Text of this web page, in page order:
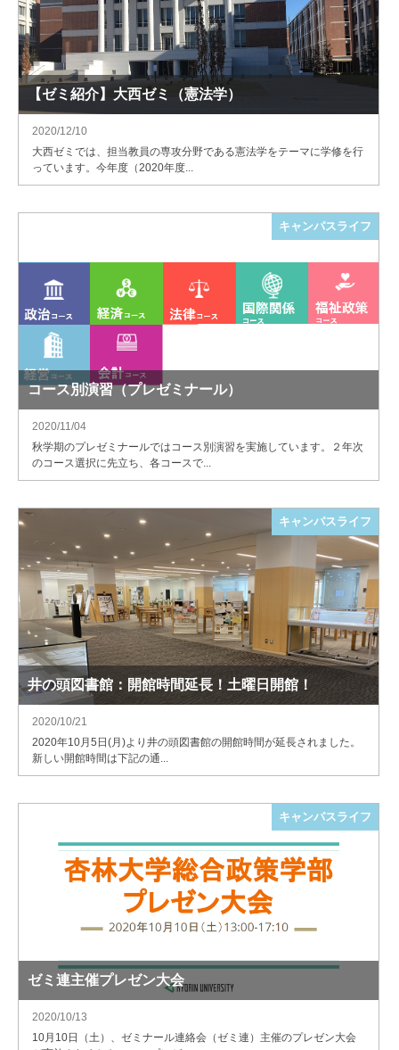
【ゼミ紹介】大西ゼミ（憲法学）
2020/12/10
大西ゼミでは、担当教員の専攻分野である憲法学をテーマに学修を行
っています。今年度（2020年度...
コース別演習（プレゼミナール）
キャンパスライフ
2020/11/04
秋学期のプレゼミナールではコース別演習を実施しています。２年次
のコース選択に先立ち、各コースで...
井の頭図書館：開館時間延長！土曜日開館！
キャンパスライフ
2020/10/21
2020年10月5日(月)より井の頭図書館の開館時間が延長されました。
新しい開館時間は下記の通...
ゼミ連主催プレゼン大会
キャンパスライフ
2020/10/13
10月10日（土）、ゼミナール連絡会（ゼミ連）主催のプレゼン大会